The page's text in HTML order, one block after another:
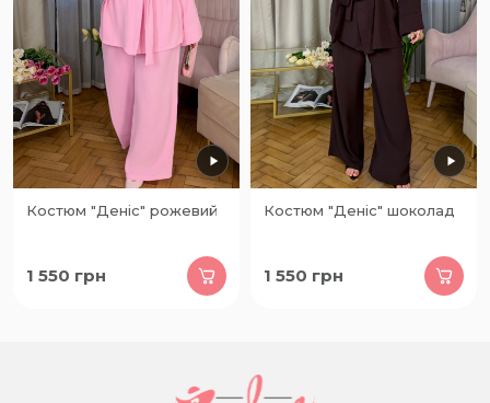
Костюм "Деніс" рожевий
1 550 грн
Костюм "Деніс" шоколад
1 550 грн